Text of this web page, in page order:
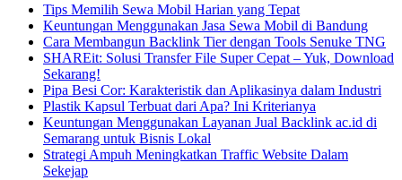
Tips Memilih Sewa Mobil Harian yang Tepat
Keuntungan Menggunakan Jasa Sewa Mobil di Bandung
Cara Membangun Backlink Tier dengan Tools Senuke TNG
SHAREit: Solusi Transfer File Super Cepat – Yuk, Download
Sekarang!
Pipa Besi Cor: Karakteristik dan Aplikasinya dalam Industri
Plastik Kapsul Terbuat dari Apa? Ini Kriterianya
Keuntungan Menggunakan Layanan Jual Backlink ac.id di
Semarang untuk Bisnis Lokal
Strategi Ampuh Meningkatkan Traffic Website Dalam
Sekejap